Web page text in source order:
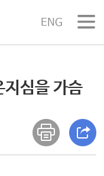
ENG
지심을 가슴